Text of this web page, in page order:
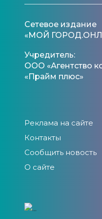
Сетевое издание
«МОЙ
Учредитель:
ООО «Агентство
«Прайм плюс»
Реклама на сайте
Контакты
Сообщить новость
О сайте